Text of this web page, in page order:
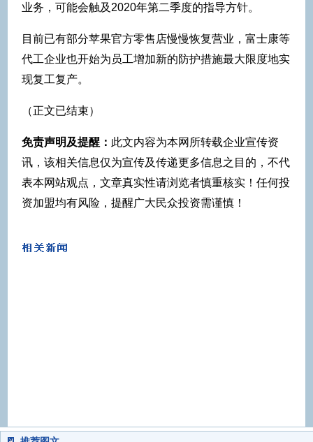
业务，可能会触及2020年第二季度的指导方针。
目前已有部分苹果官方零售店慢慢恢复营业，富士康等
代工企业也开始为员工增加新的防护措施最大限度地实
现复工复产。
（正文已结束）
免责声明及提醒： 此文内容为本网所转载企业宣传资
讯，该相关信息仅为宣传及传递更多信息之目的，不代
表本网站观点，文章真实性请浏览者慎重核实！任何投
资加盟均有风险，提醒广大民众投资需谨慎！